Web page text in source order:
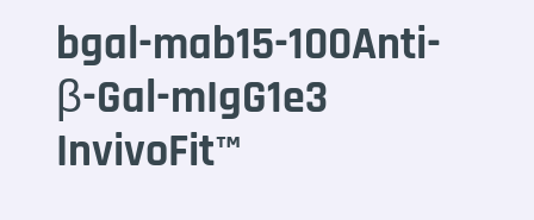
bgal-mab15-100Anti-
β-Gal-mIgG1e3
InvivoFit™